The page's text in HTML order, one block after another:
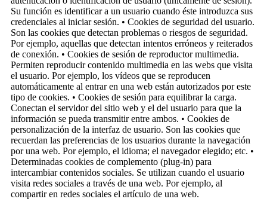
Su función es identificar a un usuario cuando éste introduzca sus
credenciales al iniciar sesión. • Cookies de seguridad del usuario.
Son las cookies que detectan problemas o riesgos de seguridad.
Por ejemplo, aquellas que detectan intentos erróneos y reiterados
de conexión. • Cookies de sesión de reproductor multimedia.
Permiten reproducir contenido multimedia en las webs que visita
el usuario. Por ejemplo, los vídeos que se reproducen
automáticamente al entrar en una web están autorizados por este
tipo de cookies. • Cookies de sesión para equilibrar la carga.
Conectan el servidor del sitio web y el del usuario para que la
información se pueda transmitir entre ambos. • Cookies de
personalización de la interfaz de usuario. Son las cookies que
recuerdan las preferencias de los usuarios durante la navegación
por una web. Por ejemplo, el idioma; el navegador elegido; etc. •
Determinadas cookies de complemento (plug-in) para
intercambiar contenidos sociales. Se utilizan cuando el usuario
visita redes sociales a través de una web. Por ejemplo, al
compartir en redes sociales el artículo de una web.